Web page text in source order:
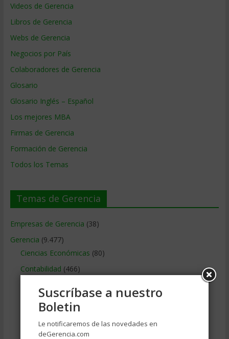
Videos de Gerencia
Libros de Gerencia
Webs de Gerencia
Negocios por País
Colaboradores de Gerencia
Glosario
Glosario Inglés – Español
Los mejores MBA
Firmas de Gerencia
Formación de Gerencia
Todos los Temas
Temas de Gerencia
Empresas de Gerencia (38)
Gerencia (9.477)
Ciencias Económicas (80)
Contabilidad (466)
Estrategia Empresarial (304)
Gerencia social y ambiental
Suscríbase a nuestro
Boletin
Le notificaremos de las novedades en
deGerencia.com